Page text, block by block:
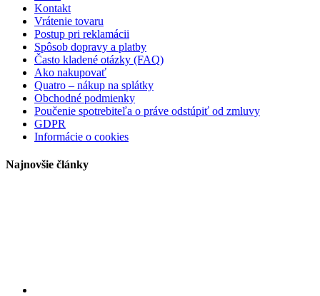
Kontakt
Vrátenie tovaru
Postup pri reklamácii
Spôsob dopravy a platby
Často kladené otázky (FAQ)
Ako nakupovať
Quatro – nákup na splátky
Obchodné podmienky
Poučenie spotrebiteľa o práve odstúpiť od zmluvy
GDPR
Informácie o cookies
Najnovšie články